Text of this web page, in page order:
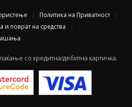
Политика на Приватност
и поврат на средства
со кредитна/дебитна картичка.